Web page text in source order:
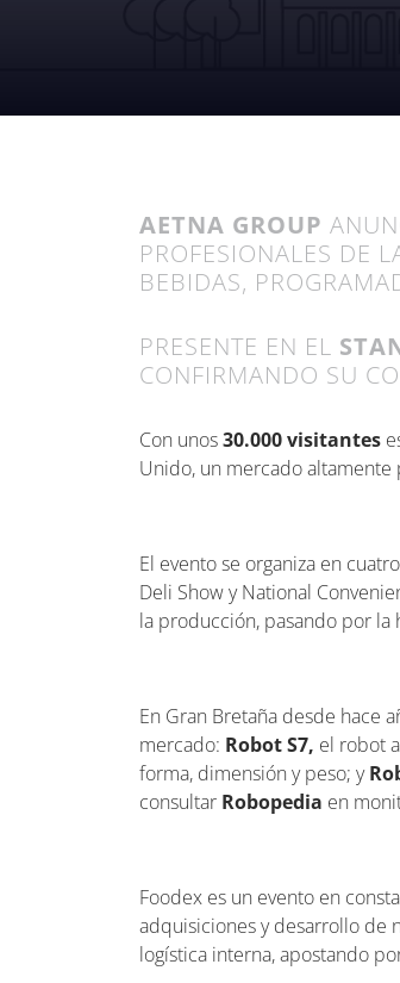
AETNA GROUP
PROFESIONALES DE
BEBIDAS,
PRESENTE EN EL
CONFIRMANDO SU
Con unos30.000 visitantes
Unido, un mercado
El evento se organiza en
Deli Show y National
la producción, pasando por la
En Gran Bretaña desde hace
mercado: Robot S7, el robot
forma, dimensión y peso; y
consultar Robopedia en
Foodex es un evento en
adquisiciones y desarrollo de
logística interna, apostando